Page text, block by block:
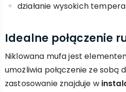
działanie wysokich
Idealne połączenie
Niklowana mufa jest
umożliwia połączenie ze sobą
zastosowanie znajduje w